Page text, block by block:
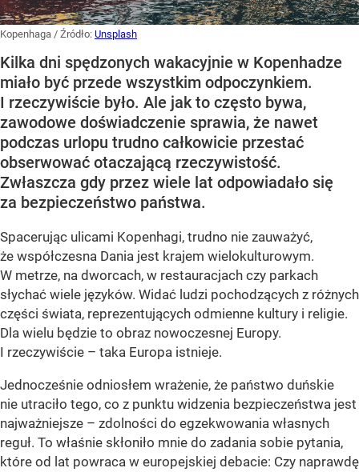
Kopenhaga / Źródło: Unsplash
Kilka dni spędzonych wakacyjnie w Kopenhadze
miało być przede wszystkim odpoczynkiem.
I rzeczywiście było. Ale jak to często bywa,
zawodowe doświadczenie sprawia, że nawet
podczas urlopu trudno całkowicie przestać
obserwować otaczającą rzeczywistość.
Zwłaszcza gdy przez wiele lat odpowiadało się
za bezpieczeństwo państwa.
Spacerując ulicami Kopenhagi, trudno nie zauważyć,
że współczesna Dania jest krajem wielokulturowym.
W metrze, na dworcach, w restauracjach czy parkach
słychać wiele języków. Widać ludzi pochodzących z różnych
części świata, reprezentujących odmienne kultury i religie.
Dla wielu będzie to obraz nowoczesnej Europy.
I rzeczywiście – taka Europa istnieje.
Jednocześnie odniosłem wrażenie, że państwo duńskie
nie utraciło tego, co z punktu widzenia bezpieczeństwa jest
najważniejsze – zdolności do egzekwowania własnych
reguł. To właśnie skłoniło mnie do zadania sobie pytania,
które od lat powraca w europejskiej debacie: Czy naprawdę